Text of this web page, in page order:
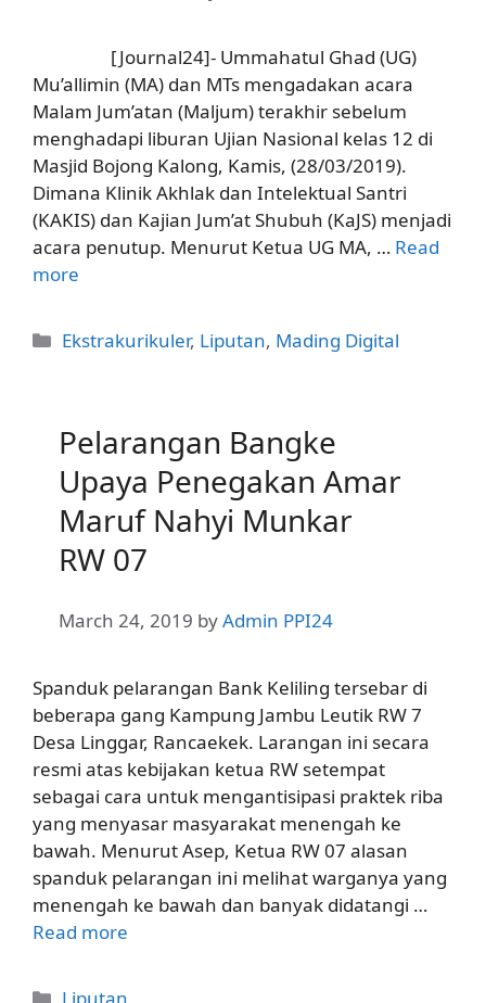
[Journal24]- Ummahatul Ghad (UG)
Mu’allimin (MA) dan MTs mengadakan acara
Malam Jum’atan (Maljum) terakhir sebelum
menghadapi liburan Ujian Nasional kelas 12 di
Masjid Bojong Kalong, Kamis, (28/03/2019).
Dimana Klinik Akhlak dan Intelektual Santri
(KAKIS) dan Kajian Jum’at Shubuh (KaJS) menjadi
acara penutup. Menurut Ketua UG MA, … Read
more
Categories
Ekstrakurikuler, Liputan, Mading Digital
Pelarangan Bangke
Upaya Penegakan Amar
Maruf Nahyi Munkar
RW 07
March 24, 2019 byAdmin PPI24
Spanduk pelarangan Bank Keliling tersebar di
beberapa gang Kampung Jambu Leutik RW 7
Desa Linggar, Rancaekek. Larangan ini secara
resmi atas kebijakan ketua RW setempat
sebagai cara untuk mengantisipasi praktek riba
yang menyasar masyarakat menengah ke
bawah. Menurut Asep, Ketua RW 07 alasan
spanduk pelarangan ini melihat warganya yang
menengah ke bawah dan banyak didatangi …
Read more
Categories